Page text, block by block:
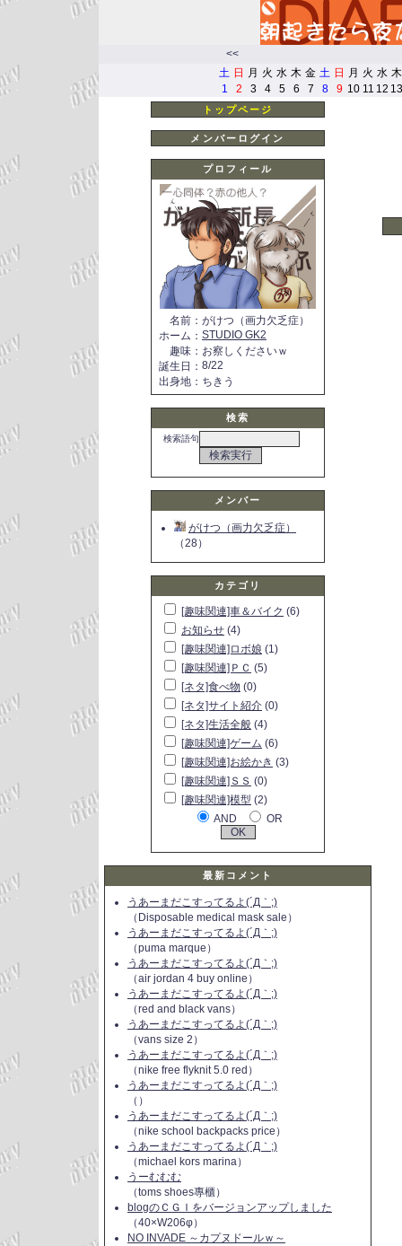
<<
土 日 月 火 水 木 金 土 日 月 火 水 木
1
2 3 4 5 6 7 8 9 10 11 12 13
トップページ
メンバーログイン
プロフィール
名前 ： がけつ（画力欠乏症）
ホーム ： STUDIO GK2
趣味 ： お察しくださいｗ
誕生日 ： 8/22
出身地 ： ちきう
検索
検索語句
メンバー
がけつ（画力欠乏症）
（28）
カテゴリ
[趣味関連]車＆バイク (6)
お知らせ (4)
[趣味関連]ロボ娘 (1)
[趣味関連]ＰＣ (5)
[ネタ]食べ物 (0)
[ネタ]サイト紹介 (0)
[ネタ]生活全般 (4)
[趣味関連]ゲーム (6)
[趣味関連]お絵かき (3)
[趣味関連]ＳＳ (0)
[趣味関連]模型 (2)
AND
OR
最新コメント
うあーまだこすってるよ(´Д｀;)
（Disposable medical mask sale）
うあーまだこすってるよ(´Д｀;)
（puma marque）
うあーまだこすってるよ(´Д｀;)
（air jordan 4 buy online）
うあーまだこすってるよ(´Д｀;)
（red and black vans）
うあーまだこすってるよ(´Д｀;)
（vans size 2）
うあーまだこすってるよ(´Д｀;)
（nike free flyknit 5.0 red）
うあーまだこすってるよ(´Д｀;)
（）
うあーまだこすってるよ(´Д｀;)
（nike school backpacks price）
うあーまだこすってるよ(´Д｀;)
（michael kors marina）
うーむむむ
（toms shoes專櫃）
blogのＣＧＩをバージョンアップしました
（40×W206φ）
NO INVADE ～カプヌドールｗ～